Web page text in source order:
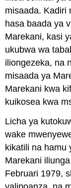
misaada. Kadiri
hasa baada ya
Marekani, kasi
ukubwa wa
iliongezeka, na
misaada ya
Marekani kwa
kuikosea kwa
Licha ya
wake
kikatili na hamu
Marekani
Februari 1979,